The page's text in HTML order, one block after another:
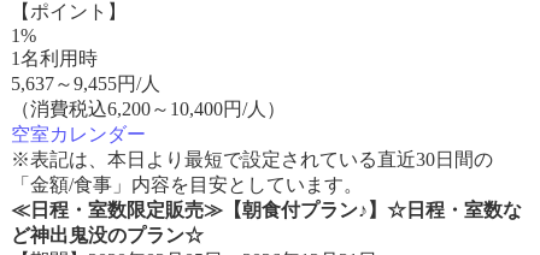
【ポイント】
1%
1名利用時
5,637～9,455円/人
（消費税込6,200～10,400円/人）
空室カレンダー
※表記は、本日より最短で設定されている直近30日間の
「金額/食事」内容を目安としています。
≪日程・室数限定販売≫【朝食付プラン♪】☆日程・室数な
ど神出鬼没のプラン☆